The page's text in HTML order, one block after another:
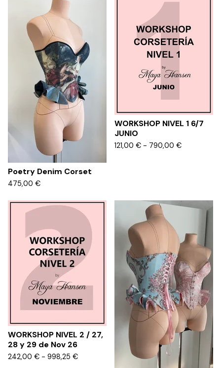
Poetry Denim Corset
475,00 €
WORKSHOP NIVEL 1 6/7
JUNIO
121,00 € - 790,00 €
WORKSHOP NIVEL 2 / 27,
28 y 29 de Nov 26
242,00 € - 998,25 €